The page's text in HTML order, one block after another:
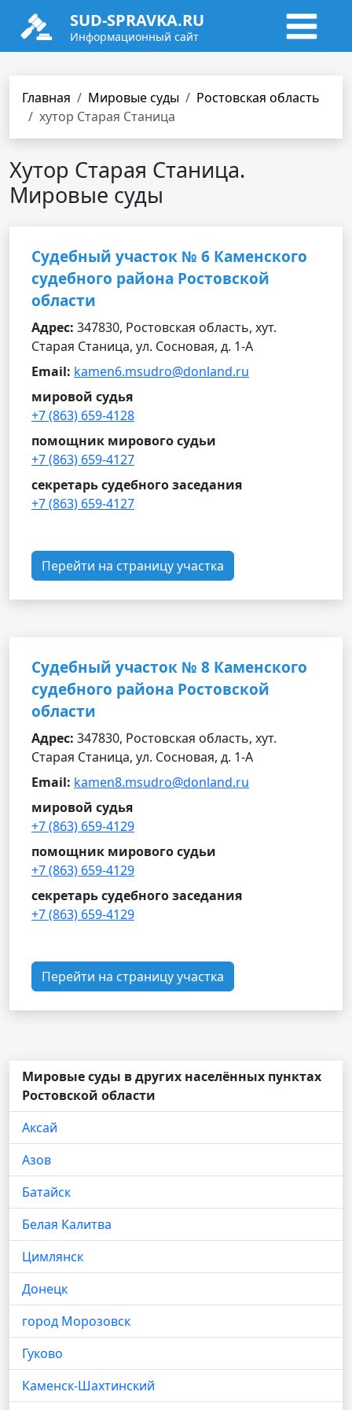
SUD-SPRAVKA.RU
Информационный сайт
Главная Мировые суды
Ростовская область
хутор Старая Станица
Хутор Старая Станица.
Мировые суды
Судебный участок № 6 Каменского
судебного района Ростовской
области
Адрес: 347830, Ростовская область, хут.
Старая Станица, ул. Сосновая, д. 1-А
Email: kamen6.msudro@donland.ru
мировой судья
+7 (863) 659-4128
помощник мирового судьи
+7 (863) 659-4127
секретарь судебного заседания
+7 (863) 659-4127
Перейти на страницу участка
Судебный участок № 8 Каменского
судебного района Ростовской
области
Адрес: 347830, Ростовская область, хут.
Старая Станица, ул. Сосновая, д. 1-А
Email: kamen8.msudro@donland.ru
мировой судья
+7 (863) 659-4129
помощник мирового судьи
+7 (863) 659-4129
секретарь судебного заседания
+7 (863) 659-4129
Перейти на страницу участка
Мировые суды в других населённых пунктах
Ростовской области
Аксай
Азов
Батайск
Белая Калитва
Цимлянск
Донецк
город Морозовск
Гуково
Каменск-Шахтинский